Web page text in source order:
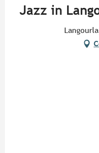
Jazz in